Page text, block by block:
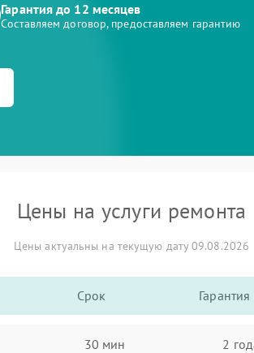
Гарантия до 12 месяцев
Составляем договор, предоставляем гарантию
Цены на услуги ремонта
Цены актуальны на текущую дату 09.08.2026
Срок Гарантия
30 мин 2